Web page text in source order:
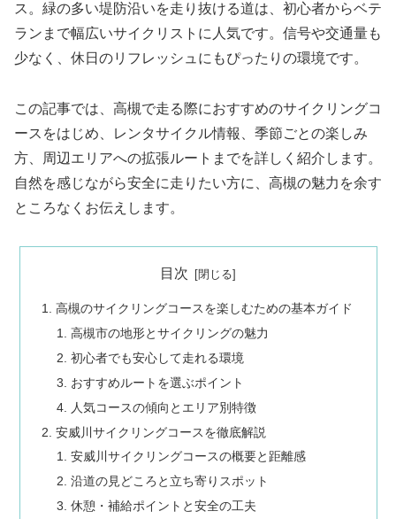
ス。緑の多い堤防沿いを走り抜ける道は、初心者からベテ
ランまで幅広いサイクリストに人気です。信号や交通量も
少なく、休日のリフレッシュにもぴったりの環境です。
この記事では、高槻で走る際におすすめのサイクリングコ
ースをはじめ、レンタサイクル情報、季節ごとの楽しみ
方、周辺エリアへの拡張ルートまでを詳しく紹介します。
自然を感じながら安全に走りたい方に、高槻の魅力を余す
ところなくお伝えします。
目次
高槻のサイクリングコースを楽しむための基本ガイド
高槻市の地形とサイクリングの魅力
初心者でも安心して走れる環境
おすすめルートを選ぶポイント
人気コースの傾向とエリア別特徴
安威川サイクリングコースを徹底解説
安威川サイクリングコースの概要と距離感
沿道の見どころと立ち寄りスポット
休憩・補給ポイントと安全の工夫